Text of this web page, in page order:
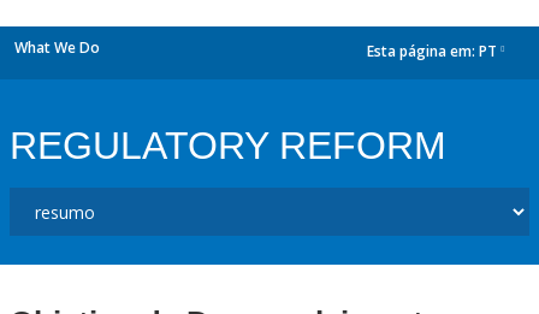
What We Do Esta página em: PT
REGULATORY REFORM